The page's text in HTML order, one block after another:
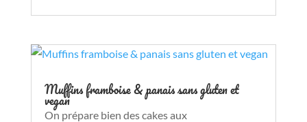
Muffins framboise & panais sans gluten et
vegan
On prépare bien des cakes aux